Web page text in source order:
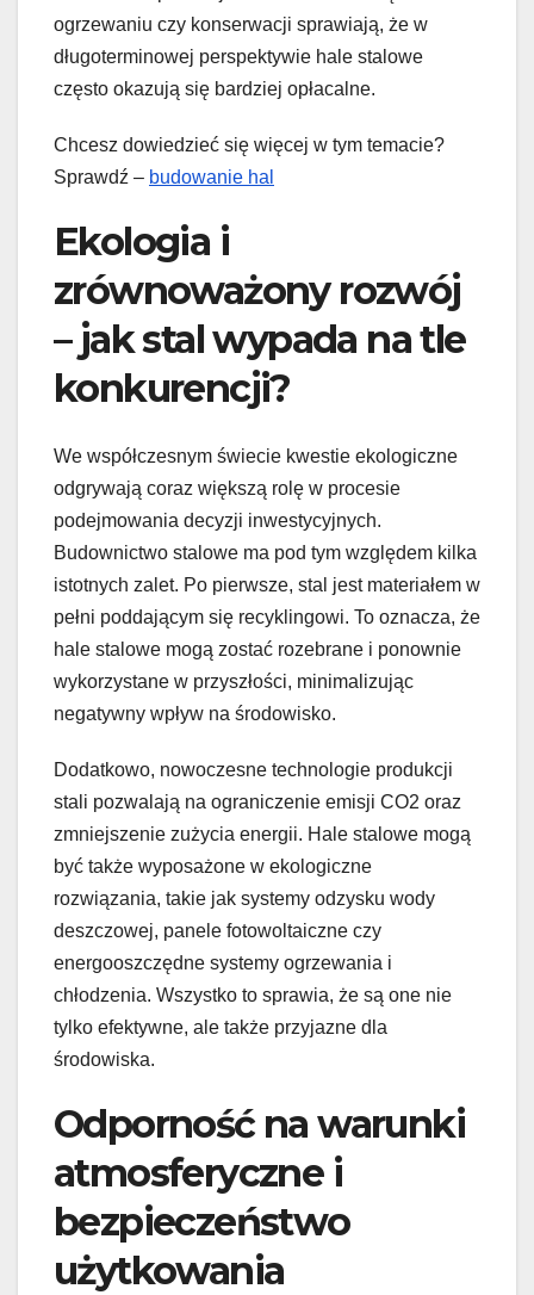
ogrzewaniu czy konserwacji sprawiają, że w
długoterminowej perspektywie hale stalowe
często okazują się bardziej opłacalne.
Chcesz dowiedzieć się więcej w tym temacie?
Sprawdź – budowanie hal
Ekologia i
zrównoważony rozwój
– jak stal wypada na tle
konkurencji?
We współczesnym świecie kwestie ekologiczne
odgrywają coraz większą rolę w procesie
podejmowania decyzji inwestycyjnych.
Budownictwo stalowe ma pod tym względem kilka
istotnych zalet. Po pierwsze, stal jest materiałem w
pełni poddającym się recyklingowi. To oznacza, że
hale stalowe mogą zostać rozebrane i ponownie
wykorzystane w przyszłości, minimalizując
negatywny wpływ na środowisko.
Dodatkowo, nowoczesne technologie produkcji
stali pozwalają na ograniczenie emisji CO2 oraz
zmniejszenie zużycia energii. Hale stalowe mogą
być także wyposażone w ekologiczne
rozwiązania, takie jak systemy odzysku wody
deszczowej, panele fotowoltaiczne czy
energooszczędne systemy ogrzewania i
chłodzenia. Wszystko to sprawia, że są one nie
tylko efektywne, ale także przyjazne dla
środowiska.
Odporność na warunki
atmosferyczne i
bezpieczeństwo
użytkowania